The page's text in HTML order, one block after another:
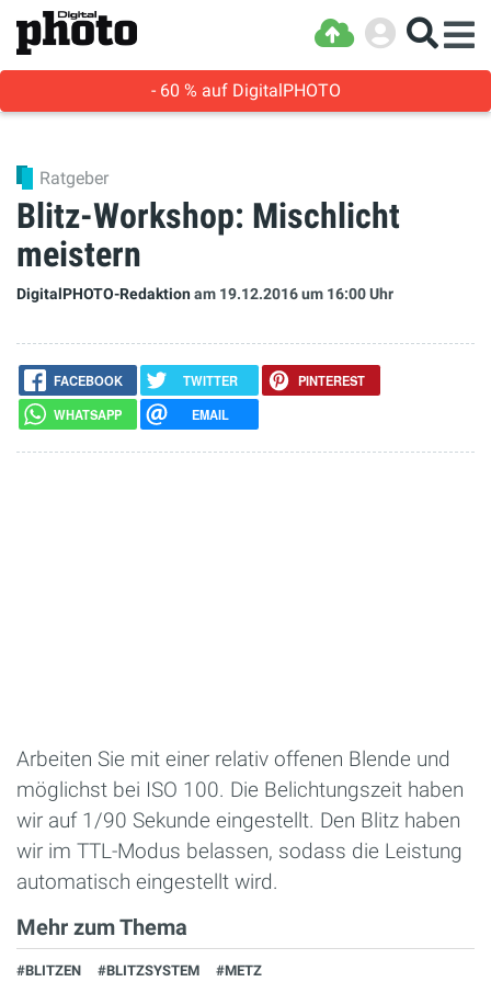
- 60 % auf DigitalPHOTO
Ratgeber
Blitz-Workshop: Mischlicht
meistern
DigitalPHOTO-Redaktionam 19.12.2016um 16:00 Uhr
FACEBOOK TWITTER
PINTEREST
WHATSAPP
EMAIL
Arbeiten Sie mit einer relativ offenen Blende und
möglichst bei ISO 100. Die Belichtungszeit haben
wir auf 1/90 Sekunde eingestellt. Den Blitz haben
wir im TTL-Modus belassen, sodass die Leistung
automatisch eingestellt wird.
Mehr zum Thema
#BLITZEN #BLITZSYSTEM #METZ